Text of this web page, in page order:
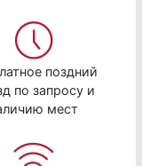
поздний
по запросу и
мест